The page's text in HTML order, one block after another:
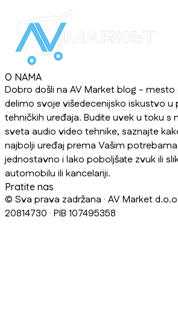
O NAMA
Dobro došli na AV Market blog - mesto
delimo svoje višedecenijsko iskustvo u
tehničkih uređaja. Budite uvek u toku s
sveta audio video tehnike, saznajte
najbolji uređaj prema Vašim
jednostavno i lako poboljšate zvuk ili
automobilu ili kancelariji.
Pratite nas
© Sva prava zadržana · AV Market
20814730 · PIB 107495358